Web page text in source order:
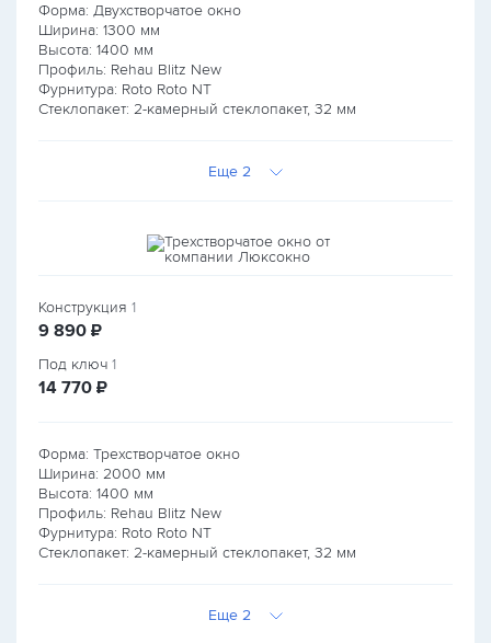
Форма: Двухстворчатое окно
Ширина: 1300 мм
Высота: 1400 мм
Профиль: Rehau Blitz New
Фурнитура: Roto Roto NT
Стеклопакет: 2-камерный стеклопакет, 32 мм
Еще 2
Конструкция 1
9 890 руб.
₽
Под ключ 1
14 770 руб.
₽
Форма: Трехстворчатое окно
Ширина: 2000 мм
Высота: 1400 мм
Профиль: Rehau Blitz New
Фурнитура: Roto Roto NT
Стеклопакет: 2-камерный стеклопакет, 32 мм
Еще 2